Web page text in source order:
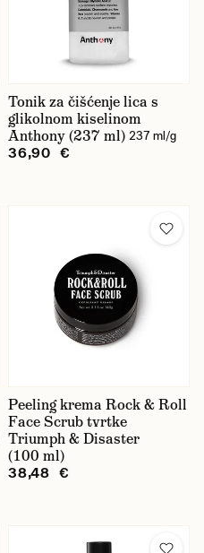
Tonik za čišćenje lica s
glikolnom kiselinom
Anthony (237 ml) 237 ml/g
36,90 €
Peeling krema Rock & Roll
Face Scrub tvrtke
Triumph & Disaster
(100 ml)
38,48 €